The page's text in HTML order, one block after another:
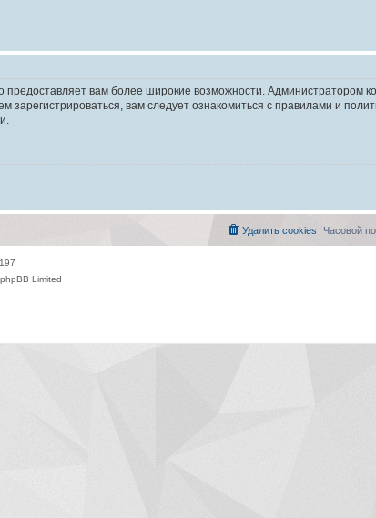
предоставляет вам более широкие возможности. Администратором
вам следует ознакомиться с правилами и
Часовой
Удалить cookies
Limited